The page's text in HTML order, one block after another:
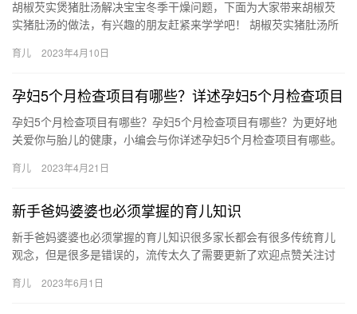
胡椒芡实煲猪肚汤解决宝宝冬季干燥问题，下面为大家带来胡椒芡
实猪肚汤的做法，有兴趣的朋友赶紧来学学吧！ 胡椒芡实猪肚汤所
育儿 2023年4月10日
孕妇5个月检查项目有哪些？详述孕妇5个月检查项目
孕妇5个月检查项目有哪些？孕妇5个月检查项目有哪些？为更好地
关爱你与胎儿的健康，小编会与你详述孕妇5个月检查项目有哪些。
育儿 2023年4月21日
新手爸妈婆婆也必须掌握的育儿知识
新手爸妈婆婆也必须掌握的育儿知识很多家长都会有很多传统育儿
观念，但是很多是错误的，流传太久了需要更新了欢迎点赞关注讨
儿…
育儿 2023年6月1日